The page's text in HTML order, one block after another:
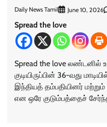
Daily News Tamil June 10, 2026
Spread the love
Spread the love லண்டனில்
குடியிருப்பின் 36-வது
இந்தியத் தம்பதியினர்
என ஒரே குடும்பத்தைச்